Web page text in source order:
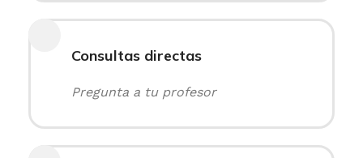
Consultas directas
Pregunta a tu profesor